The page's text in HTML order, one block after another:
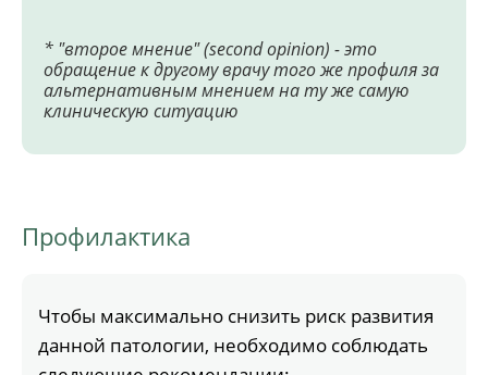
* "второе мнение" (second opinion) - это
обращение к другому врачу того же профиля за
альтернативным мнением на ту же самую
клиническую ситуацию
Профилактика
Чтобы максимально снизить риск развития
данной патологии, необходимо соблюдать